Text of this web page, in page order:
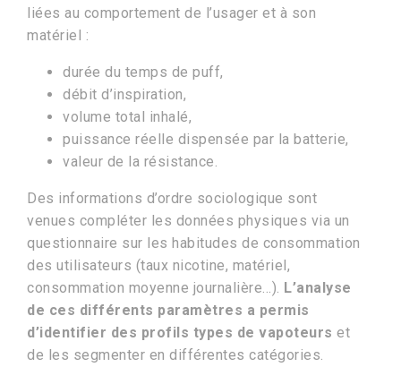
liées au comportement de l’usager et à son
matériel :
durée du temps de puff,
débit d’inspiration,
volume total inhalé,
puissance réelle dispensée par la batterie,
valeur de la résistance.
Des informations d’ordre sociologique sont
venues compléter les données physiques via un
questionnaire sur les habitudes de consommation
des utilisateurs (taux nicotine, matériel,
consommation moyenne journalière…). L’analyse
de ces différents paramètres a permis
d’identifier des profils types de vapoteurs et
de les segmenter en différentes catégories.